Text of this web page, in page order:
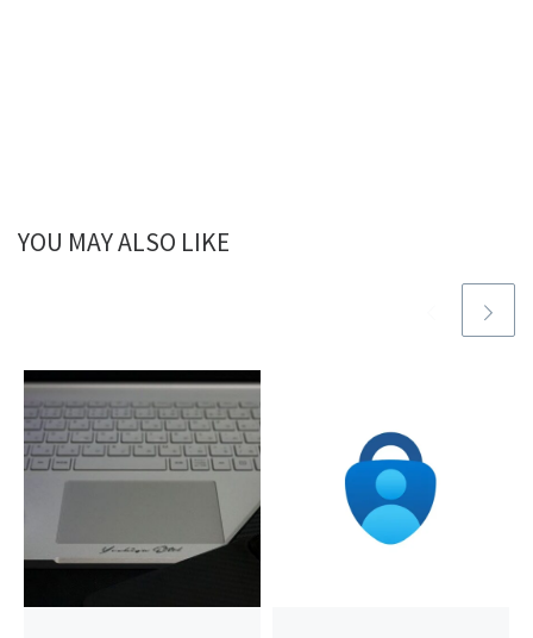
YOU MAY ALSO LIKE